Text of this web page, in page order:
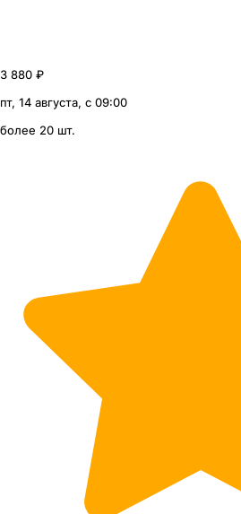
3 880 ₽
пт, 14 августа, с 09:00
более 20 шт.